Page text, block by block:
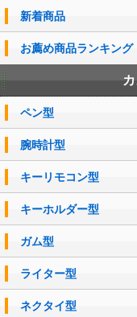
新着商品
お薦め商品ランキング
ペン型
腕時計型
キーリモコン型
キーホルダー型
ガム型
ライター型
ネクタイ型